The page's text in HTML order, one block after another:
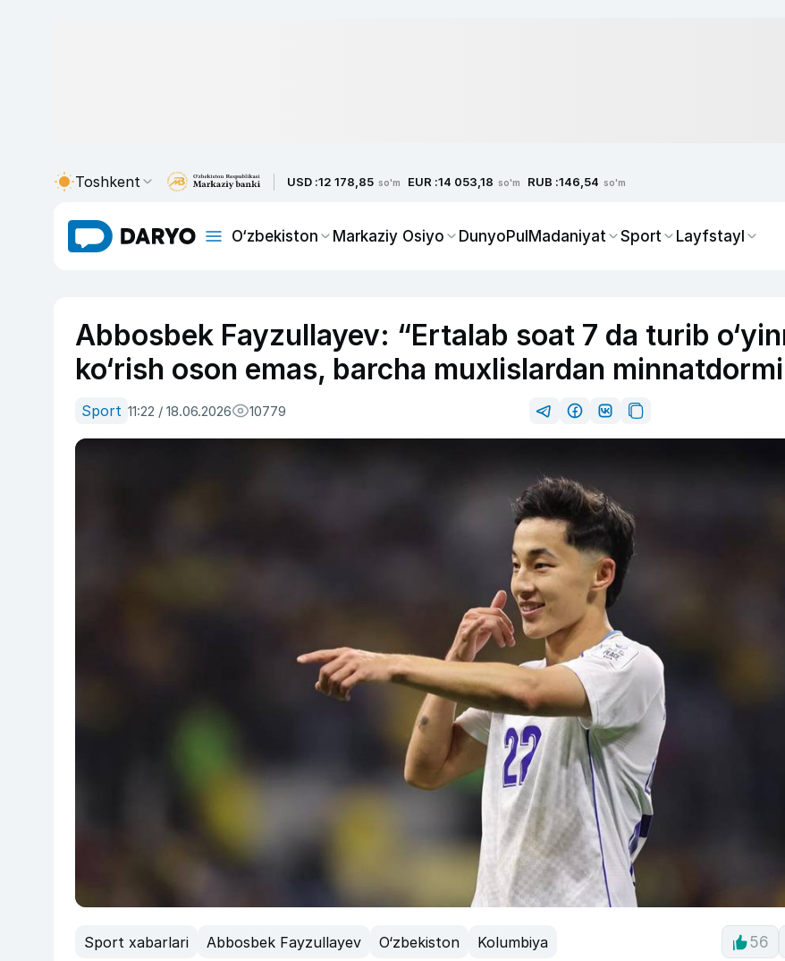
Toshkent USD :12 178,85 so'm EUR :14 053,18 so'm RUB :146,54 so'm
O‘zbekiston Markaziy Osiyo DunyoPulMadaniyat Sport Layfstayl
Abbosbek Fayzullayev: “Ertalab soat 7 da turib
ko‘rish oson emas, barcha muxlislardan
Sport 11:22 / 18.06.2026 10779
Sport xabarlari Abbosbek Fayzullayev O‘zbekiston Kolumbiya 56